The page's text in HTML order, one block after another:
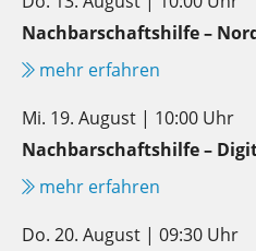
Nachbarschaftshilfe –
mehr erfahren
Mi. 19. August | 10:00 Uhr
Nachbarschaftshilfe –
mehr erfahren
Do. 20. August | 09:30 Uhr